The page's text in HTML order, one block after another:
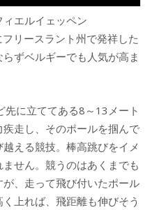
ィエルイェッペン
リースラント州で発祥した
ずベルギーでも人気が高ま
先に立ててある8～13メート
走し、そのポールを掴んで
える競技。棒高跳びをイメ
せん。競うのはあくまでも
、走って飛び付いたポール
上れば、飛距離も伸びそう